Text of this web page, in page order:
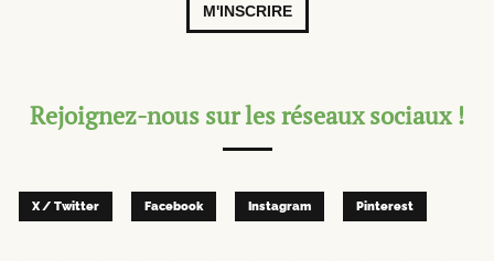
M'INSCRIRE
Rejoignez-nous sur les réseaux sociaux !
X / Twitter Facebook Instagram Pinterest